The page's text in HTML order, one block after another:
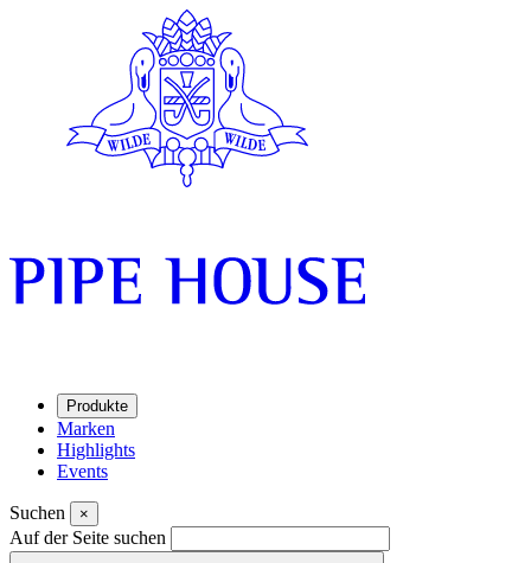
Produkte
Marken
Highlights
Events
Suchen ×
Auf der Seite suchen